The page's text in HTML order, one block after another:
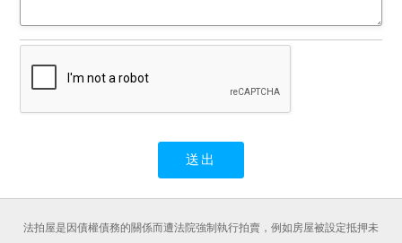
法拍屋是因債權債務的關係而遭法院強制執行拍賣，例如房屋被設定抵押未